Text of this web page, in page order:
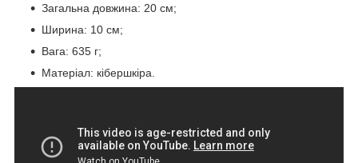
Загальна довжина: 20 см;
Ширина: 10 см;
Вага: 635 г;
Матеріал: кібершкіра.